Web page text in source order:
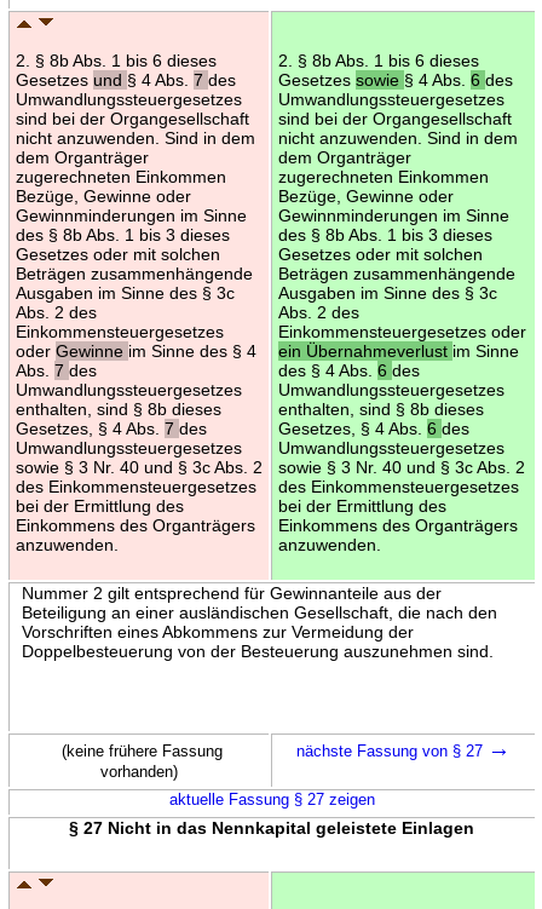
2. § 8b Abs. 1 bis 6 dieses
Gesetzes und § 4 Abs. 7 des
Umwandlungssteuergesetzes
sind bei der Organgesellschaft
nicht anzuwenden. Sind in dem
dem Organträger
zugerechneten Einkommen
Bezüge, Gewinne oder
Gewinnminderungen im Sinne
des § 8b Abs. 1 bis 3 dieses
Gesetzes oder mit solchen
Beträgen zusammenhängende
Ausgaben im Sinne des § 3c
Abs. 2 des
Einkommensteuergesetzes
oder Gewinne im Sinne des § 4
Abs. 7 des
Umwandlungssteuergesetzes
enthalten, sind § 8b dieses
Gesetzes, § 4 Abs. 7 des
Umwandlungssteuergesetzes
sowie § 3 Nr. 40 und § 3c Abs. 2
des Einkommensteuergesetzes
bei der Ermittlung des
Einkommens des Organträgers
anzuwenden.
2. § 8b Abs. 1 bis 6 dieses
Gesetzes sowie § 4 Abs. 6 des
Umwandlungssteuergesetzes
sind bei der Organgesellschaft
nicht anzuwenden. Sind in dem
dem Organträger
zugerechneten Einkommen
Bezüge, Gewinne oder
Gewinnminderungen im Sinne
des § 8b Abs. 1 bis 3 dieses
Gesetzes oder mit solchen
Beträgen zusammenhängende
Ausgaben im Sinne des § 3c
Abs. 2 des
Einkommensteuergesetzes oder
ein Übernahmeverlust im Sinne
des § 4 Abs. 6 des
Umwandlungssteuergesetzes
enthalten, sind § 8b dieses
Gesetzes, § 4 Abs. 6 des
Umwandlungssteuergesetzes
sowie § 3 Nr. 40 und § 3c Abs. 2
des Einkommensteuergesetzes
bei der Ermittlung des
Einkommens des Organträgers
anzuwenden.
Nummer 2 gilt entsprechend für Gewinnanteile aus der
Beteiligung an einer ausländischen Gesellschaft, die nach den
Vorschriften eines Abkommens zur Vermeidung der
Doppelbesteuerung von der Besteuerung auszunehmen sind.
(keine frühere Fassung
vorhanden)
nächste Fassung von § 27 →
aktuelle Fassung § 27 zeigen
§ 27 Nicht in das Nennkapital geleistete Einlagen